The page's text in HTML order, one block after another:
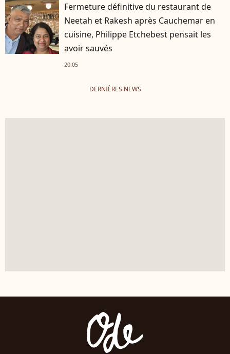
Fermeture définitive du restaurant de
Neetah et Rakesh après Cauchemar en
cuisine, Philippe Etchebest pensait les
avoir sauvés
20:05
DERNIÈRES NEWS